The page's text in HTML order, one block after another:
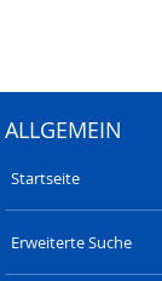
ALLGEMEIN
Startseite
Erweiterte Suche